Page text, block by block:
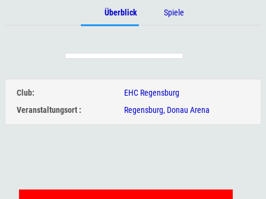
Überblick Spiele
Club:
EHC Regensburg
Veranstaltungsort :
Regensburg, Donau Arena